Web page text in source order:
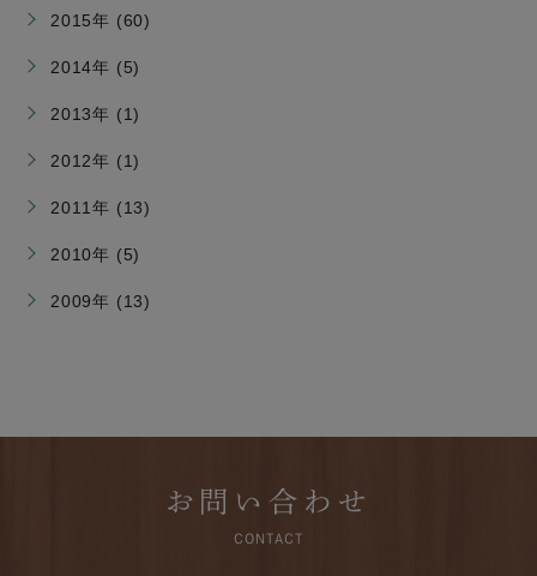
2015年 (60)
2014年 (5)
2013年 (1)
2012年 (1)
2011年 (13)
2010年 (5)
2009年 (13)
お問い合わせ
CONTACT